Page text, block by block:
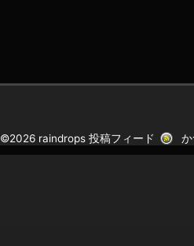
©2026 raindrops投稿フィード